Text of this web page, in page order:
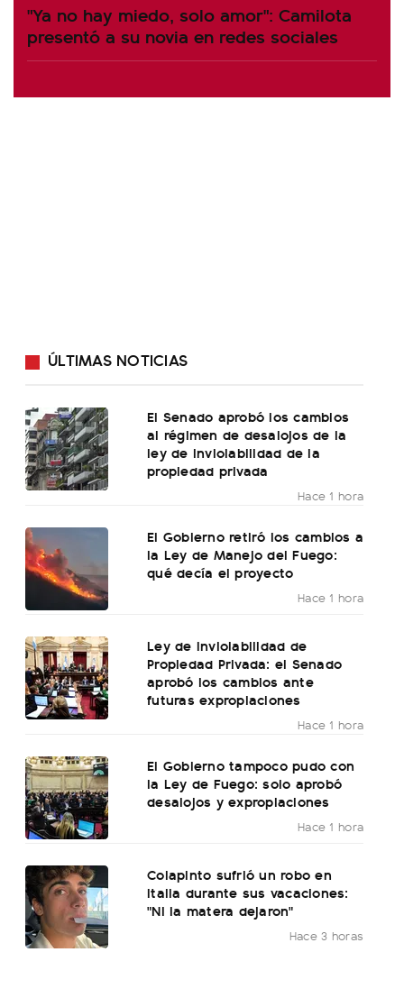
"Ya no hay miedo, solo amor": Camilota
presentó a su novia en redes sociales
ÚLTIMAS NOTICIAS
El Senado aprobó los cambios
al régimen de desalojos de la
ley de inviolabilidad de la
propiedad privada
Hace 1 hora
El Gobierno retiró los cambios a
la Ley de Manejo del Fuego:
qué decía el proyecto
Hace 1 hora
Ley de Inviolabilidad de
Propiedad Privada: el Senado
aprobó los cambios ante
futuras expropiaciones
Hace 1 hora
El Gobierno tampoco pudo con
la Ley de Fuego: solo aprobó
desalojos y expropiaciones
Hace 1 hora
Colapinto sufrió un robo en
Italia durante sus vacaciones:
"Ni la matera dejaron"
Hace 3 horas